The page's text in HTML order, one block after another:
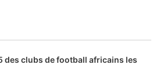
des clubs de football africains les